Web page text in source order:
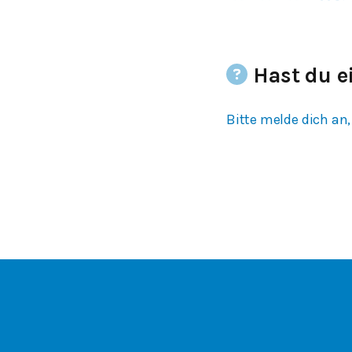
Hast du
Bitte melde dich an,